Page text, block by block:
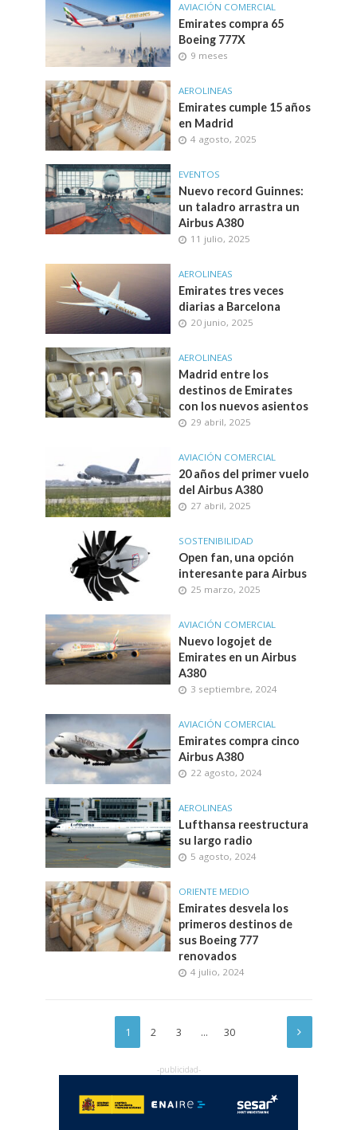
AVIACIÓN COMERCIAL
Emirates compra 65
Boeing 777X
9 meses
AEROLINEAS
Emirates cumple 15 años
en Madrid
4 agosto, 2025
EVENTOS
Nuevo record Guinnes:
un taladro arrastra un
Airbus A380
11 julio, 2025
AEROLINEAS
Emirates tres veces
diarias a Barcelona
20 junio, 2025
AEROLINEAS
Madrid entre los
destinos de Emirates
con los nuevos asientos
29 abril, 2025
AVIACIÓN COMERCIAL
20 años del primer vuelo
del Airbus A380
27 abril, 2025
SOSTENIBILIDAD
Open fan, una opción
interesante para Airbus
25 marzo, 2025
AVIACIÓN COMERCIAL
Nuevo logojet de
Emirates en un Airbus
A380
3 septiembre, 2024
AVIACIÓN COMERCIAL
Emirates compra cinco
Airbus A380
22 agosto, 2024
AEROLINEAS
Lufthansa reestructura
su largo radio
5 agosto, 2024
ORIENTE MEDIO
Emirates desvela los
primeros destinos de
sus Boeing 777
renovados
4 julio, 2024
1 2 3 … 30